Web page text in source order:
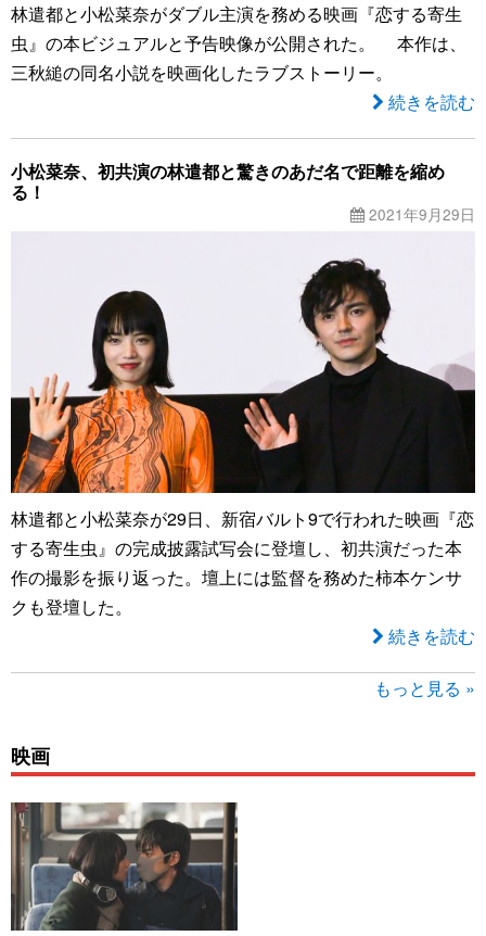
林遣都と小松菜奈がダブル主演を務める映画『恋する寄生
虫』の本ビジュアルと予告映像が公開された。 本作は、
三秋縋の同名小説を映画化したラブストーリー。
続きを読む
小松菜奈、初共演の林遣都と驚きのあだ名で距離を縮め
る！
2021年9月29日
林遣都と小松菜奈が29日、新宿バルト9で行われた映画『恋
する寄生虫』の完成披露試写会に登壇し、初共演だった本
作の撮影を振り返った。壇上には監督を務めた柿本ケンサ
クも登壇した。
続きを読む
もっと見る »
映画